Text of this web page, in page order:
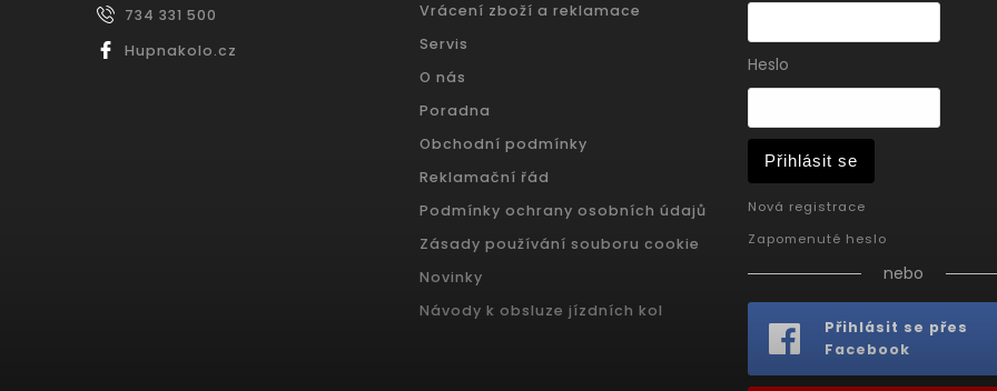
734 331 500
Hupnakolo.cz
Vrácení zboží a reklamace
Servis
O nás
Poradna
Obchodní podmínky
Reklamační řád
Podmínky ochrany osobních údajů
Zásady používání souboru cookie
Novinky
Návody k obsluze jízdních kol
Heslo
Přihlásit se
Nová registrace
Zapomenuté heslo
nebo
Přihlásit se přes
Facebook